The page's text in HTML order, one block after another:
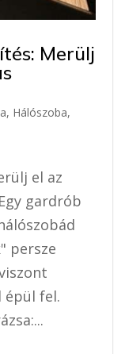
Merülj
, Hálószoba,
el az
gardrób
persze
épül fel.